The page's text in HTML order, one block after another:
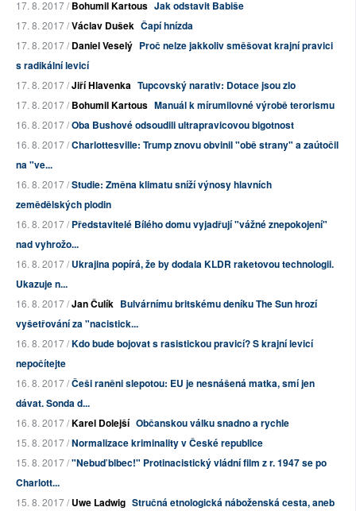
17. 8. 2017 /Bohumil Kartous Jak odstavit Babiše
17. 8. 2017 /Václav Dušek Čapí hnízda
17. 8. 2017 /Daniel Veselý Proč nelze jakkoliv směšovat krajní pravici
s radikální levicí
17. 8. 2017 /Jiří Hlavenka Tupcovský narativ: Dotace jsou zlo
17. 8. 2017 /Bohumil Kartous Manuál k mírumilovné výrobě terorismu
16. 8. 2017 /Oba Bushové odsoudili ultrapravicovou bigotnost
16. 8. 2017 /Charlottesville: Trump znovu obvinil "obě strany" a zaútočil
na "ve...
16. 8. 2017 /Studie: Změna klimatu sníží výnosy hlavních
zemědělských plodin
16. 8. 2017 /Představitelé Bílého domu vyjadřují "vážné znepokojení"
nad vyhrožo...
16. 8. 2017 /Ukrajina popírá, že by dodala KLDR raketovou technologii.
Ukazuje n...
16. 8. 2017 /Jan Čulík Bulvárnímu britskému deníku The Sun hrozí
vyšetřování za "nacistick...
16. 8. 2017 /Kdo bude bojovat s rasistickou pravicí? S krajní levicí
nepočítejte
16. 8. 2017 /Češi raněni slepotou: EU je nesnášená matka, smí jen
dávat. Sonda d...
16. 8. 2017 /Karel Dolejší Občanskou válku snadno a rychle
15. 8. 2017 /Normalizace kriminality v České republice
15. 8. 2017 /"Nebuď blbec!" Protinacistický vládní film z r. 1947 se po
Charlott...
15. 8. 2017 /Uwe Ladwig Stručná etnologická náboženská cesta, aneb